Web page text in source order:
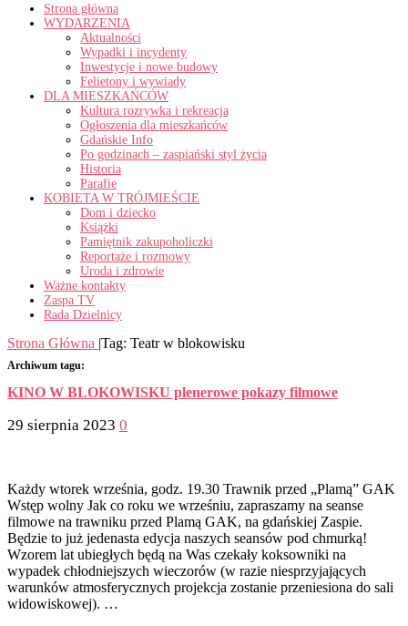
Strona główna
WYDARZENIA
Aktualności
Wypadki i incydenty
Inwestycje i nowe budowy
Felietony i wywiady
DLA MIESZKAŃCÓW
Kultura rozrywka i rekreacja
Ogłoszenia dla mieszkańców
Gdańskie Info
Po godzinach – zaspiański styl życia
Historia
Parafie
KOBIETA W TRÓJMIEŚCIE
Dom i dziecko
Książki
Pamiętnik zakupoholiczki
Reportaże i rozmowy
Uroda i zdrowie
Ważne kontakty
Zaspa TV
Rada Dzielnicy
Strona Główna |Tag: Teatr w blokowisku
Archiwum tagu:
KINO W BLOKOWISKU plenerowe pokazy filmowe
29 sierpnia 2023 0
Każdy wtorek września, godz. 19.30 Trawnik przed „Plamą” GAK
Wstęp wolny Jak co roku we wrześniu, zapraszamy na seanse
filmowe na trawniku przed Plamą GAK, na gdańskiej Zaspie.
Będzie to już jedenasta edycja naszych seansów pod chmurką!
Wzorem lat ubiegłych będą na Was czekały koksowniki na
wypadek chłodniejszych wieczorów (w razie niesprzyjających
warunków atmosferycznych projekcja zostanie przeniesiona do sali
widowiskowej). …